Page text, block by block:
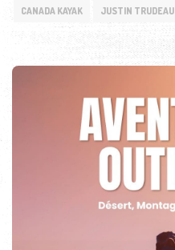
CANADA KAYAK JUSTIN TRUDEAU